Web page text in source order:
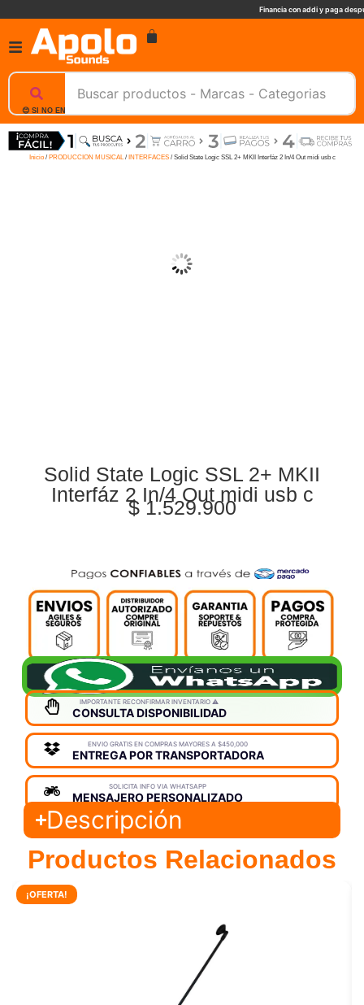
Financia con addi y paga
😊 SI NO ENCUENTRAS UN PRODUCTO, NOSOTROS TE AYUDAMOS, ESCRIBENOS. 📲
Inicio/ PRODUCCION MUSICAL/ INTERFACES/ Solid State Logic SSL 2+ MKII Interfáz 2 In/4 Out midi usb c
Solid State Logic SSL 2+ MKII
Interfáz 2 In/4 Out midi usb c
$1.529.900
IMPORTANTE RECONFIRMAR INVENTARIO ⚠️
CONSULTA DISPONIBILIDAD
ENVIO GRATIS EN COMPRAS MAYORES A $450,000
ENTREGA POR TRANSPORTADORA
SOLICITA INFO VIA WHATSAPP
MENSAJERO PERSONALIZADO
Descripción
Productos Relacionados
¡OFERTA!